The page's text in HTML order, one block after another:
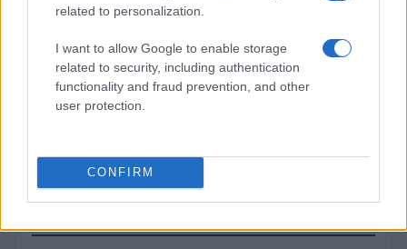
related to personalization.
I want to allow Google to enable storage
related to security, including authentication
functionality and fraud prevention, and other
user protection.
CONFIRM
Franco Baresi muore a 66 anni: omaggi e ricordi per il